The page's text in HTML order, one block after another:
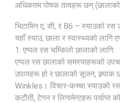
अधिकतम पोषक तत्वहरू छन्
भिटामिन ए, सी, र B6 – स्याउको रस
यहाँ स्याउ, छाला र स्वास्थ्यको
1. एप्पल रस चम्किलो छालाको लागि:
एप्पल रस छालाको समस्याहरूको
उपायहरू हो र छालाको सूजन, क्र्याक
Winkles। विचार-कच्चा स्याउको
कटौती, टेगन र लिगामेन्टहरू पर्याप्त